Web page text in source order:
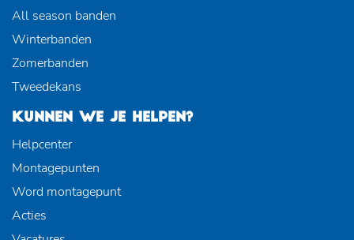
All season banden
Winterbanden
Zomerbanden
Tweedekans
KUNNEN WE JE HELPEN?
Helpcenter
Montagepunten
Word montagepunt
Acties